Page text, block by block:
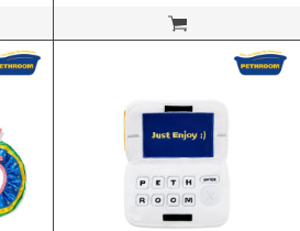
立即購買